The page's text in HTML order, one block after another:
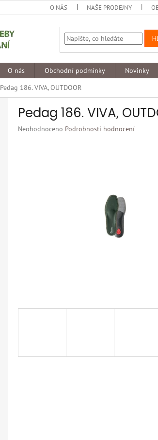
O NÁS NAŠE PRODEJNY
O nás Obchodní podmínky Novinky
Pedag 186. VIVA, OUTDOOR
Pedag 186. VIVA,
Průměrné
Neohodnoceno Podrobnosti hodnocení